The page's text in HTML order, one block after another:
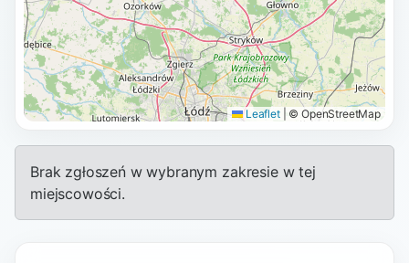
Leaflet © OpenStreetMap
Brak zgłoszeń w wybranym zakresie w tej
miejscowości.